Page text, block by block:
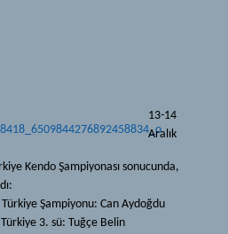
13-14
Aralık
Kendo Şampiyonası sonucunda,
Şampiyonu: Can Aydoğdu
3. sü: Tuğçe Belin